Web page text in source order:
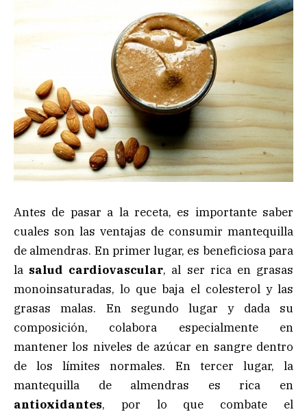
Antes de pasar a la receta, es importante saber
cuales son las ventajas de consumir mantequilla
de almendras. En primer lugar, es beneficiosa para
la salud cardiovascular, al ser rica en grasas
monoinsaturadas, lo que baja el colesterol y las
grasas malas. En segundo lugar y dada su
composición, colabora especialmente en
mantener los niveles de azúcar en sangre dentro
de los límites normales. En tercer lugar, la
mantequilla de almendras es rica en
antioxidantes, por lo que combate el